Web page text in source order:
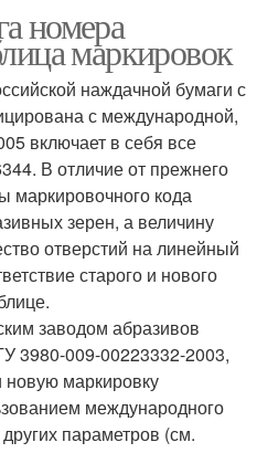
номера
маркировок
наждачной бумаги с
с международной,
включает в себя все
В отличие от прежнего
маркировочного кода
зерен, а величину
отверстий на линейный
старого и нового
заводом абразивов
3980-009-00223332-2003,
новую маркировку
международного
параметров (см.